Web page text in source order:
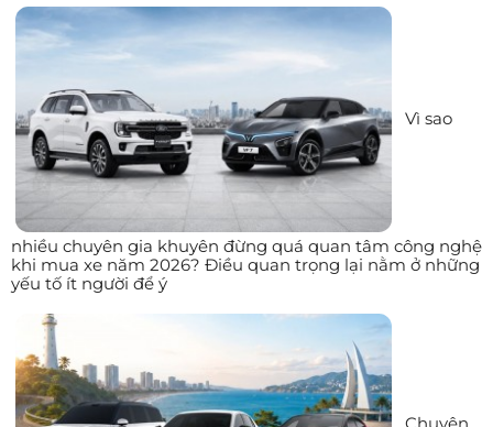
Vì sao
nhiều chuyên gia khuyên đừng quá quan tâm công nghệ
khi mua xe năm 2026? Điều quan trọng lại nằm ở những
yếu tố ít người để ý